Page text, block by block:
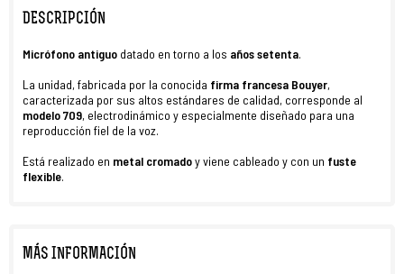
DESCRIPCIÓN
Micrófono antiguo datado en torno a los años setenta.
La unidad, fabricada por la conocida firma francesa Bouyer,
caracterizada por sus altos estándares de calidad, corresponde al
modelo 709, electrodinámico y especialmente diseñado para una
reproducción fiel de la voz.
Está realizado en metal cromadoy viene cableado y con un fuste
flexible.
MÁS INFORMACIÓN